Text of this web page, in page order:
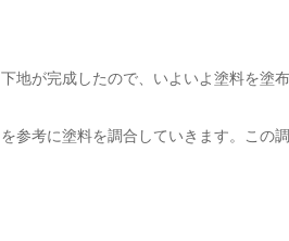
下地が完成したので、いよいよ塗料を塗
を参考に塗料を調合していきます。この